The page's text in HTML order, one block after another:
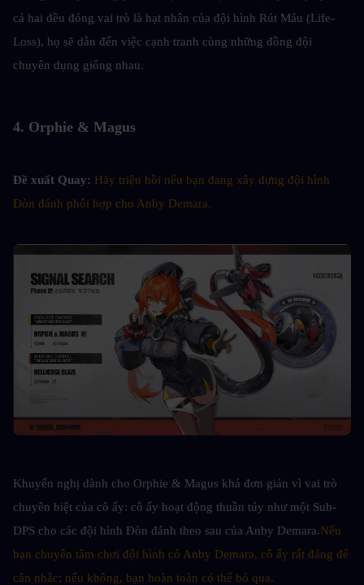
cả hai đều đóng vai trò là hạt nhân của đội hình Rút Máu (Life-
Loss), họ sẽ dẫn đến việc cạnh tranh cùng những đồng đội
chuyên dụng giống nhau.
4. Orphie & Magus
Đề xuất Quay: Hãy triệu hồi nếu bạn đang xây dựng đội hình
Đòn đánh phối hợp cho Anby Demara.
Khuyến nghị dành cho Orphie & Magus khá đơn giản vì vai trò
chuyên biệt của cô ấy: cô ấy hoạt động thuần túy như một Sub-
DPS cho các đội hình Đòn đánh theo sau của Anby Demara.Nếu
bạn chuyên tâm chơi đội hình có Anby Demara, cô ấy rất đáng để
cân nhắc; nếu không, bạn hoàn toàn có thể bỏ qua.